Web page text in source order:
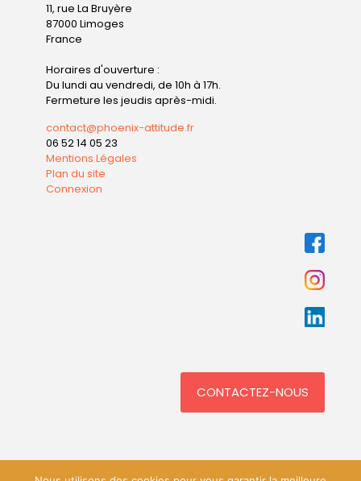
11, rue La Bruyère
87000 Limoges
France
Horaires d'ouverture :
Du lundi au vendredi, de 10h à 17h.
Fermeture les jeudis après-midi.
contact@phoenix-attitude.fr
06 52 14 05 23
Mentions Légales
Plan du site
Connexion
CONTACTEZ-NOUS